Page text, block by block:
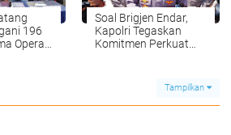
196
Operasi
Soal Brigjen Endar,
Kapolri Tegaskan
Komitmen Perkuat
Tampilkan